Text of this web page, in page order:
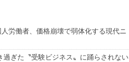
労働者、価格崩壊で弱体化する現代ニ
ぎた〝受験ビジネス〟に踊らされない